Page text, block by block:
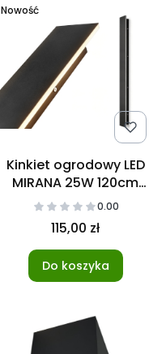
Nowość
Kinkiet ogrodowy LED
MIRANA 25W 120cm
4000K IP44 czarny
0.00
115,00 zł
Do koszyka